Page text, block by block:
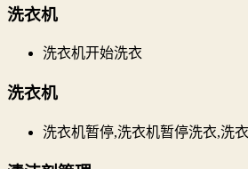
洗衣机
洗衣机开始洗衣
洗衣机
洗衣机暂停,洗衣机暂停洗衣,洗